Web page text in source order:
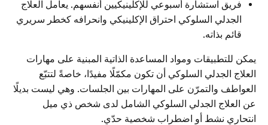
فريق استشارة أسبوعي للإكلينيكيين أنفسهم. يعامل العلاج
الجدلي السلوكي احتراق الإكلينيكي وانحرافه كخطر سريري
قائم بذاته.
يمكن للتطبيقات ومواد المساعدة الذاتية المبنية على مهارات
العلاج الجدلي السلوكي أن تكون مكمّلًا مفيدًا، خاصةً لتتبّع
العواطف والتمرّن على المهارات بين الجلسات. وهي ليست بديلًا
عن العلاج الجدلي السلوكي الشامل لدى شخص ذي ميل
انتحاري نشط أو اضطراب شخصية حدّي.